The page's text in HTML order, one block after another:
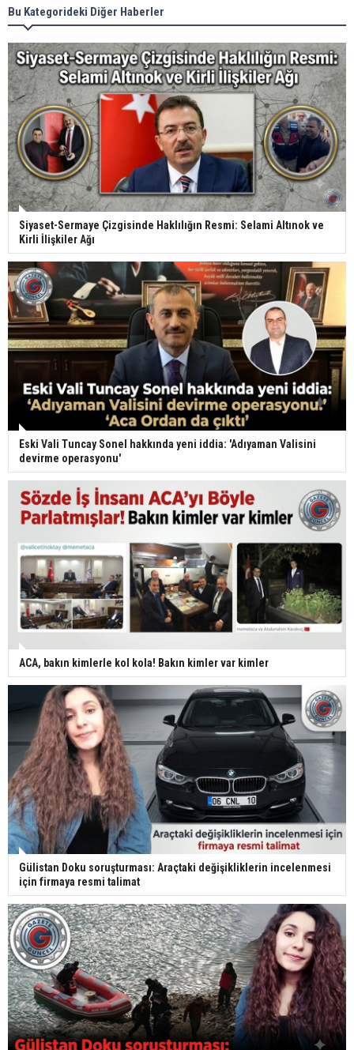
Bu Kategorideki Diğer Haberler
Siyaset-Sermaye Çizgisinde Haklılığın Resmi: Selami Altınok ve
Kirli İlişkiler Ağı
Eski Vali Tuncay Sonel hakkında yeni iddia: 'Adıyaman Valisini
devirme operasyonu'
ACA, bakın kimlerle kol kola! Bakın kimler var kimler
Gülistan Doku soruşturması: Araçtaki değişikliklerin incelenmesi
için firmaya resmi talimat